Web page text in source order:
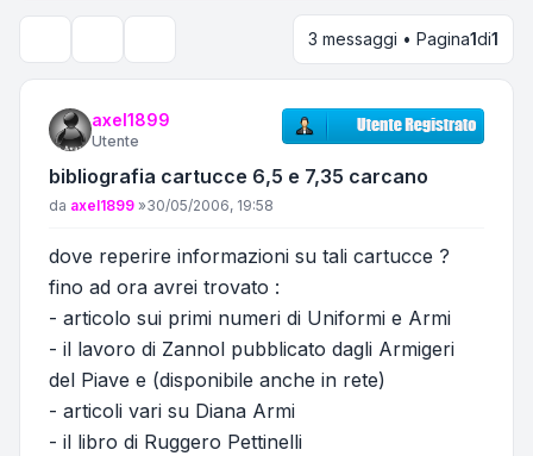
3 messaggi • Pagina1di1
axel1899
Utente
bibliografia cartucce 6,5 e 7,35 carcano
Messaggio
da axel1899 »30/05/2006, 19:58
dove reperire informazioni su tali cartucce ?
fino ad ora avrei trovato :
- articolo sui primi numeri di Uniformi e Armi
- il lavoro di Zannol pubblicato dagli Armigeri
del Piave e (disponibile anche in rete)
- articoli vari su Diana Armi
- il libro di Ruggero Pettinelli